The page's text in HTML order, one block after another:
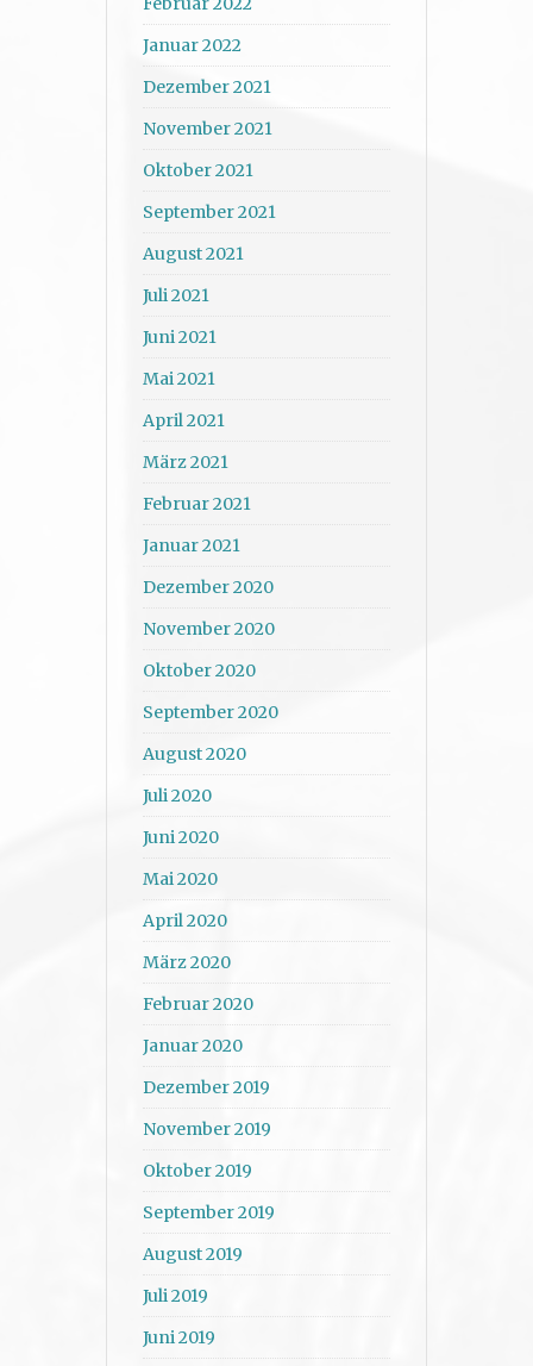
Januar 2022
Dezember 2021
November 2021
Oktober 2021
September 2021
August 2021
Juli 2021
Juni 2021
Mai 2021
April 2021
März 2021
Februar 2021
Januar 2021
Dezember 2020
November 2020
Oktober 2020
September 2020
August 2020
Juli 2020
Juni 2020
Mai 2020
April 2020
März 2020
Februar 2020
Januar 2020
Dezember 2019
November 2019
Oktober 2019
September 2019
August 2019
Juli 2019
Juni 2019